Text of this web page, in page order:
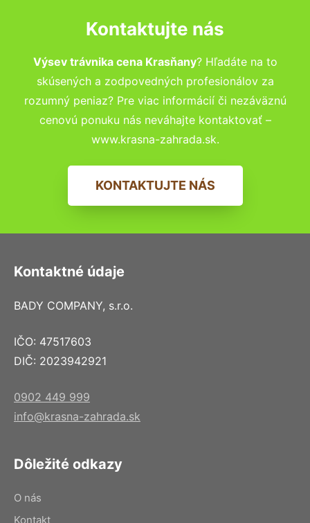
Kontaktujte nás
Výsev trávnika cena Krasňany? Hľadáte na to
skúsených a zodpovedných profesionálov za
rozumný peniaz? Pre viac informácií či nezáväznú
cenovú ponuku nás neváhajte kontaktovať –
www.krasna-zahrada.sk.
KONTAKTUJTE NÁS
Kontaktné údaje
BADY COMPANY, s.r.o.
IČO: 47517603
DIČ: 2023942921
0902 449 999
info@krasna-zahrada.sk
Dôležité odkazy
O nás
Kontakt